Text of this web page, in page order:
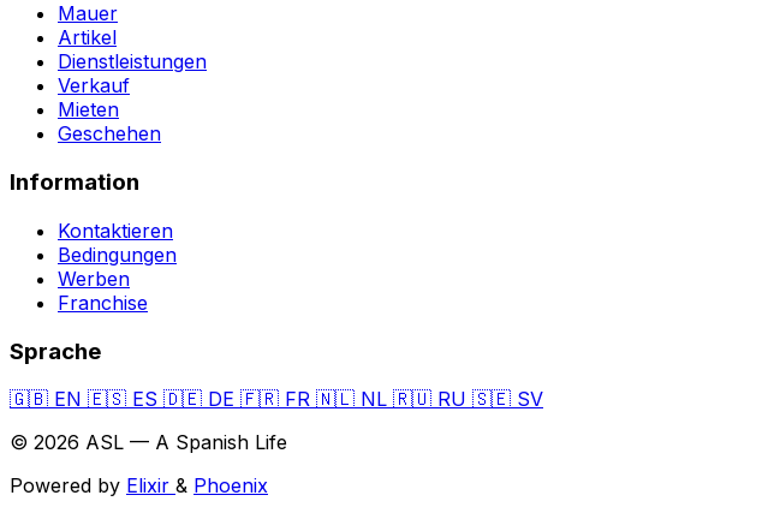
Mauer
Artikel
Dienstleistungen
Verkauf
Mieten
Geschehen
Information
Kontaktieren
Bedingungen
Werben
Franchise
Sprache
🇬🇧 EN 🇪🇸 ES 🇩🇪 DE 🇫🇷 FR 🇳🇱 NL 🇷🇺 RU 🇸🇪 SV
© 2026 ASL — A Spanish Life
Powered by Elixir & Phoenix